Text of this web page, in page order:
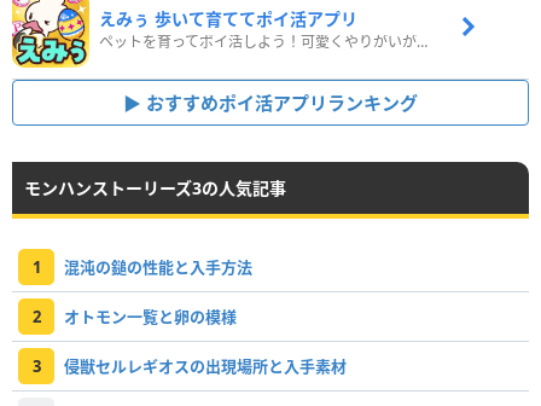
えみぅ 歩いて育ててポイ活アプリ
ペットを育ってポイ活しよう！可愛くやりがいがある新感覚アプリ
おすすめポイ活アプリランキング
モンハンストーリーズ3の人気記事
1 混沌の鎚の性能と入手方法
2 オトモン一覧と卵の模様
3 侵獣セルレギオスの出現場所と入手素材